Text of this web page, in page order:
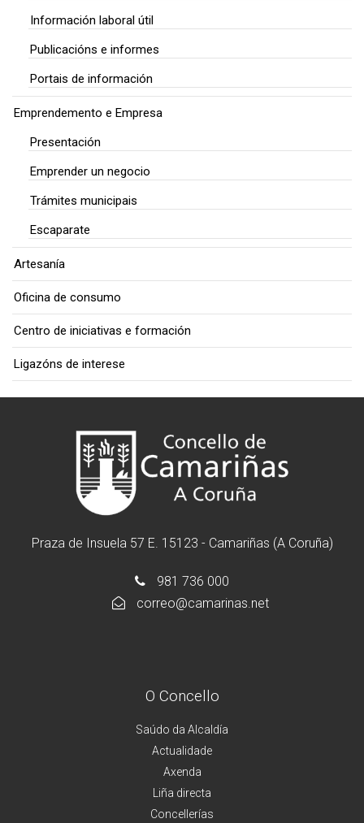
Información laboral útil
Publicacións e informes
Portais de información
Emprendemento e Empresa
Presentación
Emprender un negocio
Trámites municipais
Escaparate
Artesanía
Oficina de consumo
Centro de iniciativas e formación
Ligazóns de interese
Praza de Insuela 57 E. 15123 - Camariñas (A Coruña)
981 736 000
correo@camarinas.net
O Concello
Saúdo da Alcaldía
Actualidade
Axenda
Liña directa
Concellerías